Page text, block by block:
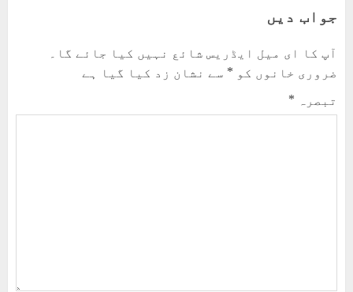
جواب دیں
آپ کا ای میل ایڈریس شائع نہیں کیا جائے گا۔
ضروری خانوں کو * سے نشان زد کیا گیا ہے
تبصرہ *